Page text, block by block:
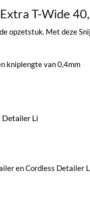
T-Wide
opzetstuk. Met deze
kniplengte van 0,4mm
Detailer Li
en Cordless Detailer